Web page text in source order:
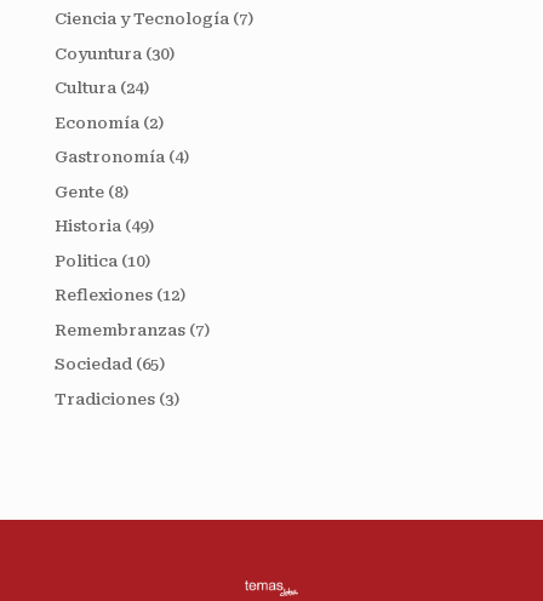
Ciencia y Tecnología(7)
Coyuntura (30)
Cultura(24)
Economía (2)
Gastronomía(4)
Gente(8)
Historia(49)
Politica (10)
Reflexiones(12)
Remembranzas(7)
Sociedad(65)
Tradiciones(3)